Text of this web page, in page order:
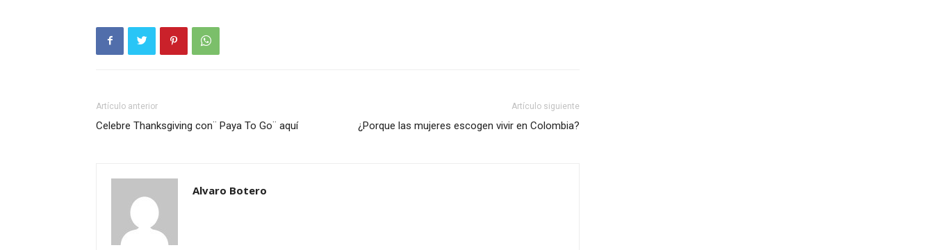
Artículo anterior
Celebre Thanksgiving con¨ Paya To Go¨ aquí
Artículo siguiente
¿Porque las mujeres escogen vivir en Colombia?
Alvaro Botero